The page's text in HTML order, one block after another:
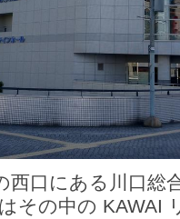
西口にある川口総
その中の KAWAI